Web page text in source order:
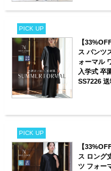
PICK UP
【
ス パンツ
ォーマル
入学式 卒
SS7226
PICK UP
【
ス ロング
ツ フォー